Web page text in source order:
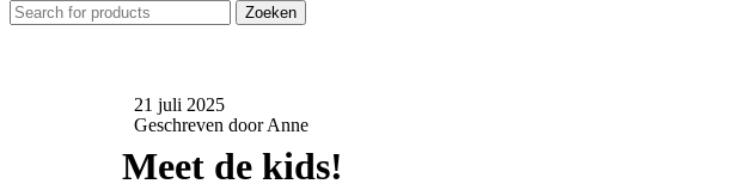
Zoeken
21 juli 2025
Geschreven door Anne
Meet de kids!